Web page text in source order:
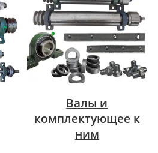
Валы и
комплектующее к
ним